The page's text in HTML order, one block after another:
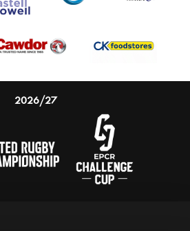
2026/27